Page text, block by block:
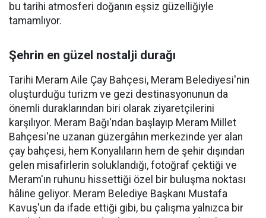
bu tarihi atmosferi doğanın eşsiz güzelliğiyle
tamamlıyor.
Şehrin en güzel nostalji durağı
Tarihi Meram Aile Çay Bahçesi, Meram Belediyesi'nin
oluşturduğu turizm ve gezi destinasyonunun da
önemli duraklarından biri olarak ziyaretçilerini
karşılıyor. Meram Bağı'ndan başlayıp Meram Millet
Bahçesi'ne uzanan güzergâhın merkezinde yer alan
çay bahçesi, hem Konyalıların hem de şehir dışından
gelen misafirlerin soluklandığı, fotoğraf çektiği ve
Meram'ın ruhunu hissettiği özel bir buluşma noktası
hâline geliyor. Meram Belediye Başkanı Mustafa
Kavuş'un da ifade ettiği gibi, bu çalışma yalnızca bir